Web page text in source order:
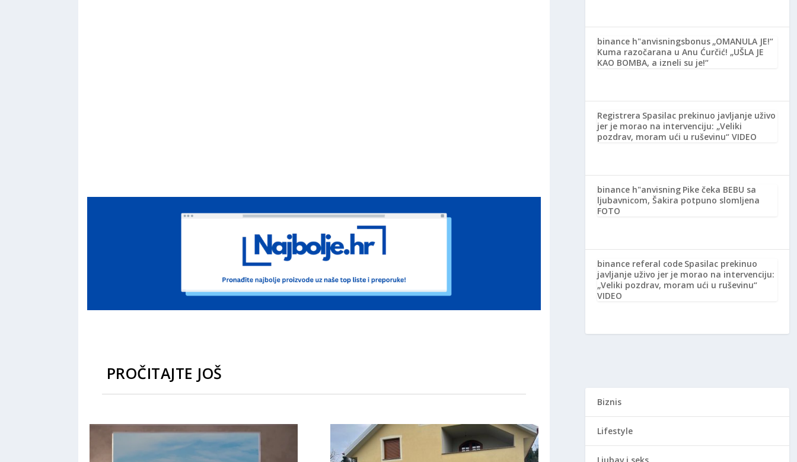
PROČITAJTE JOŠ
binance h"anvisningsbonus „OMANULA JE!“
Kuma razočarana u Anu Ćurčić! „UŠLA JE
KAO BOMBA, a izneli su je!“
Registrera Spasilac prekinuo javljanje uživo
jer je morao na intervenciju: „Veliki
pozdrav, moram ući u ruševinu“ VIDEO
binance h"anvisning Pike čeka BEBU sa
ljubavnicom, Šakira potpuno slomljena
FOTO
binance referal code Spasilac prekinuo
javljanje uživo jer je morao na intervenciju:
„Veliki pozdrav, moram ući u ruševinu“
VIDEO
Biznis
Lifestyle